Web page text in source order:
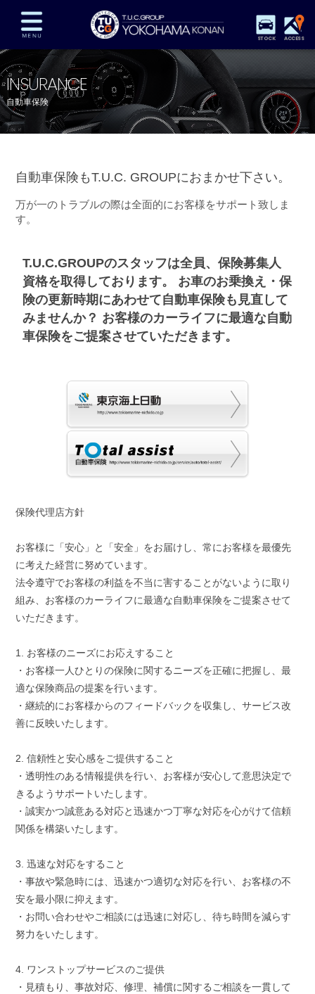
STOCK ACCESS
在庫車両情報 保証&サービス パーツリスト
TUCとは？ 店舗情報 アクセスマップ
全国納車 特別作業 注文販売
リクルート お問い合わせ 会社概要
プライバシーポリシー スタッフblog 納車blog
INSURANCE
自動車保険
自動車保険もT.U.C. GROUPにおまかせ下さい。
万が一のトラブルの際は全面的にお客様をサポート致しま
す。
T.U.C.GROUPのスタッフは全員、保険募集人
資格を取得しております。 お車のお乗換え・保
険の更新時期にあわせて自動車保険も見直して
みませんか？ お客様のカーライフに最適な自動
車保険をご提案させていただきます。
保険代理店方針
お客様に「安心」と「安全」をお届けし、常にお客様を最優先
に考えた経営に努めています。
法令遵守でお客様の利益を不当に害することがないように取り
組み、お客様のカーライフに最適な自動車保険をご提案させて
いただきます。
1. お客様のニーズにお応えすること
・お客様一人ひとりの保険に関するニーズを正確に把握し、最
適な保険商品の提案を行います。
・継続的にお客様からのフィードバックを収集し、サービス改
善に反映いたします。
2. 信頼性と安心感をご提供すること
・透明性のある情報提供を行い、お客様が安心して意思決定で
きるようサポートいたします。
・誠実かつ誠意ある対応と迅速かつ丁寧な対応を心がけて信頼
関係を構築いたします。
3. 迅速な対応をすること
・事故や緊急時には、迅速かつ適切な対応を行い、お客様の不
安を最小限に抑えます。
・お問い合わせやご相談には迅速に対応し、待ち時間を減らす
努力をいたします。
4. ワンストップサービスのご提供
・見積もり、事故対応、修理、補償に関するご相談を一貫して